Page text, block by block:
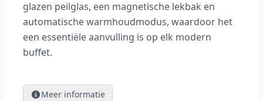
glazen peilglas, een magnetische lekbak en
automatische warmhoudmodus, waardoor het
een essentiële aanvulling is op elk modern
buffet.
Meer informatie